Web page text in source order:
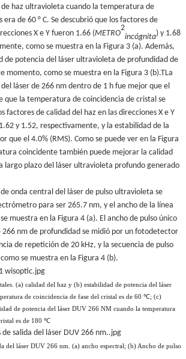
haz ultravioleta cuando la temperatura de
de 60 ° C. Se descubrió que los factores de
X e Y fueron 1.66 (METRO
2
incógnita) y 1.68
como se muestra en la Figura 3 (a). Además,
de potencia del láser ultravioleta de profundidad de
momento, como se muestra en la Figura 3 (b).TLa
láser de 266 nm dentro de 1 h fue mejor que el
que la temperatura de coincidencia de cristal se
factores de calidad del haz en las direcciones X e Y
y 1.52, respectivamente, y la estabilidad de la
que el 4.0% (RMS). Como se puede ver en la Figura
coincidente también puede mejorar la calidad
largo plazo del láser ultravioleta profundo generado
onda central del láser de pulso ultravioleta se
para ser 265.7 nm, y el ancho de la línea
muestra en la Figura 4 (a). El ancho de pulso único
nm de profundidad se midió por un fotodetector
de repetición de 20 kHz, y la secuencia de pulso
se muestra en la Figura 4 (b).
(a) calidad del haz y (b) estabilidad de potencia del láser
de coincidencia de fase del cristal es de 60 ℃; (c)
de potencia del láser DUV 266 NM cuando la temperatura
es de 180 ℃
del láser DUV 266 nm. (a) ancho espectral; (b) Ancho de pulso